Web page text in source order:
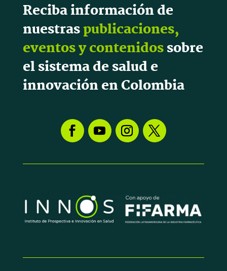
Reciba información de
nuestraspublicaciones,
eventos y contenidossobre
el sistema de salud e
innovación en Colombia